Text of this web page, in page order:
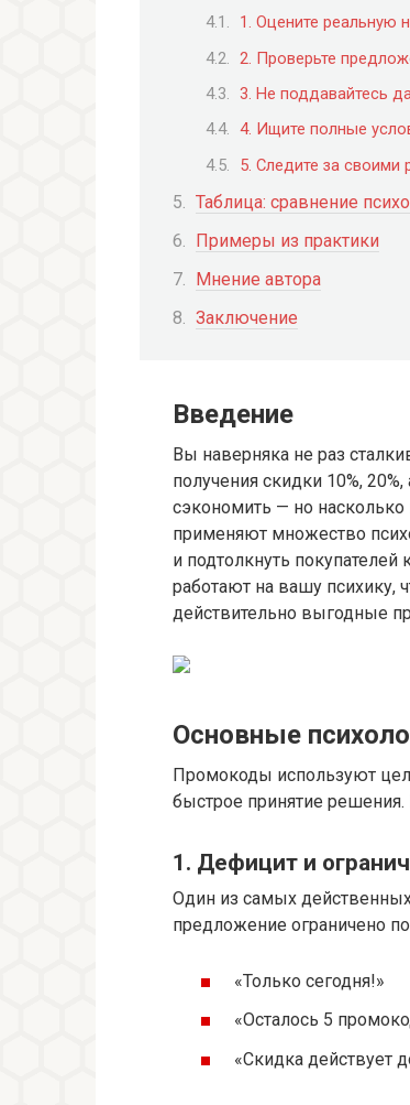
1. Оцените реальную
2. Проверьте
3. Не поддавайтесь
4. Ищите полные
5. Следите за своими
Таблица: сравнение
Примеры из практики
Мнение автора
Заключение
Введение
Вы наверняка не раз
получения скидки 10%,
сэкономить — но
применяют множество
и подтолкнуть
работают на вашу психику,
действительно выгодные
Основные
Промокоды используют
быстрое принятие
1. Дефицит и
Один из самых
предложение ограничено
«Только сегодня!»
«Осталось 5
«Скидка действует